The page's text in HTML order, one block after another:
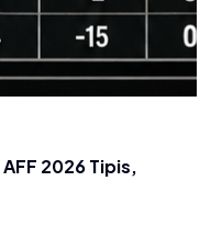
2026 Tipis,